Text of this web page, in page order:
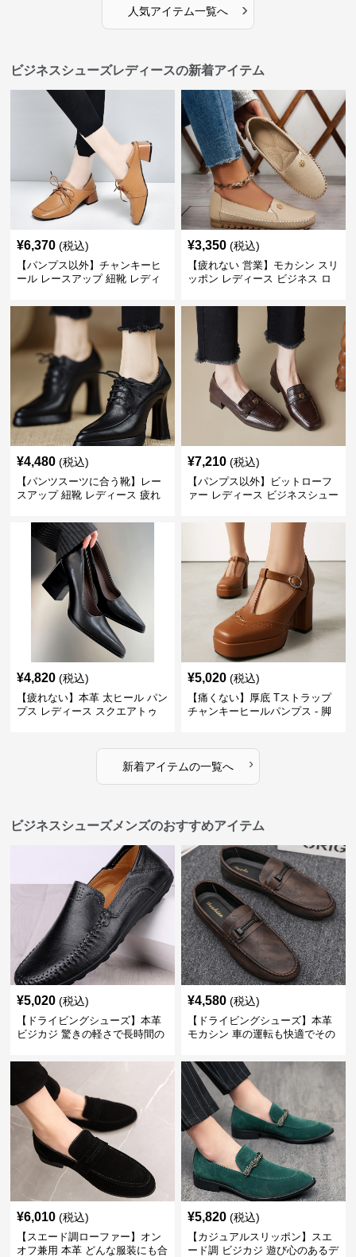
人気アイテム一覧へ ›
ビジネスシューズレディースの新着アイテム
¥6,370 (税込)
【パンプス以外】チャンキーヒ
ール レースアップ 紐靴 レディ
ーツ スクエアトゥ 歩きやすい
¥3,350 (税込)
【疲れない 営業】モカシン スリ
ッポン レディース ビジネス ロ
ジュアル パンプス以外
¥4,480 (税込)
【パンツスーツに合う靴】レー
スアップ 紐靴 レディース 疲れ
ビジネスシューズ
¥7,210 (税込)
【パンプス以外】ビットローフ
ァー レディース ビジネスシュー
トゥ 疲れない スーツ
¥4,820 (税込)
【疲れない】本革 太ヒール パン
プス レディース スクエアトゥ
¥5,020 (税込)
【痛くない】厚底 Tストラップ
チャンキーヒールパンプス - 脚
新着アイテムの一覧へ ›
ビジネスシューズメンズのおすすめアイテム
¥5,020 (税込)
【ドライビングシューズ】本革
ビジカジ 驚きの軽さで長時間の
¥4,580 (税込)
【ドライビングシューズ】本革
モカシン 車の運転も快適でその
¥6,010 (税込)
【スエード調ローファー】オン
オフ兼用 本革 どんな服装にも合
¥5,820 (税込)
【カジュアルスリッポン】スエ
ード調 ビジカジ 遊び心のあるデ